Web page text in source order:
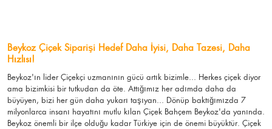
Beykoz Çiçek Siparişi Hedef Daha İyisi, Daha Tazesi, Daha
Hızlısı!
Beykoz'ın lider Çiçekçi uzmanının gücü artık bizimle... Herkes çiçek diyor
ama bizimkisi bir tutkudan da öte. Attığımız her adımda daha da
büyüyen, bizi her gün daha yukarı taşıyan... Dönüp baktığımızda 7
milyonlarca insanı hayatını mutlu kılan Çiçek Bahçem Beykoz'da yanında.
Beykoz önemli bir ilçe olduğu kadar Türkiye için de önemi büyüktür. Çiçek